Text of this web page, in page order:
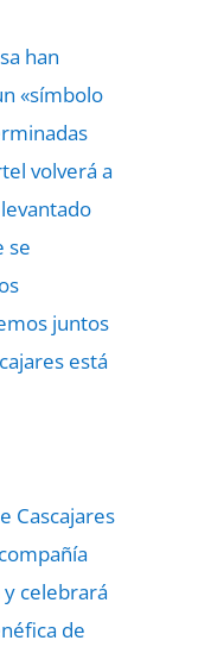
han
«símbolo
volverá a
se
juntos
está
Cascajares
celebrará
de